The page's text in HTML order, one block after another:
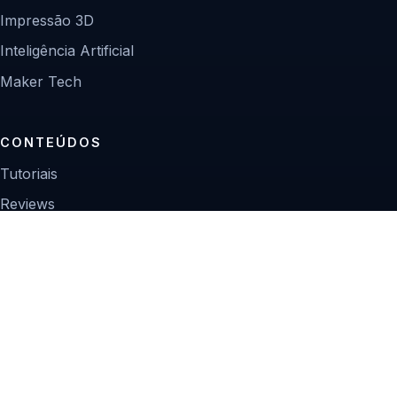
Impressão 3D
Inteligência Artificial
Maker Tech
CONTEÚDOS
Tutoriais
Reviews